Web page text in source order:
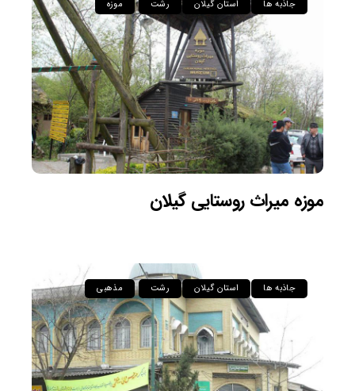
جاذبه ها استان گیلان رشت موزه
موزه میراث روستایی گیلان
جاذبه ها استان گیلان رشت مذهبی